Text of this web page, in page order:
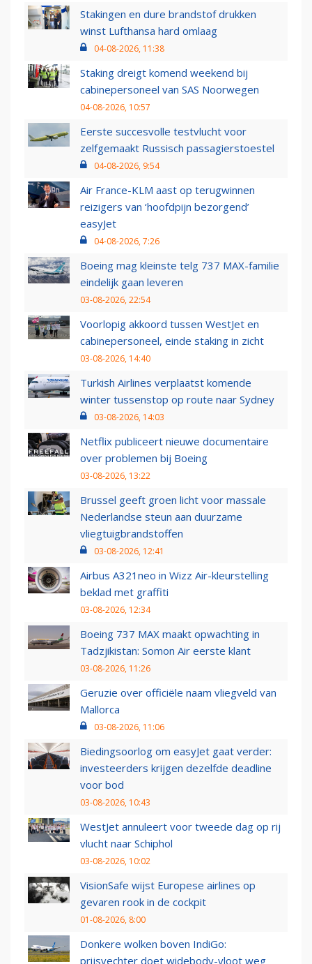
Stakingen en dure brandstof drukken
winst Lufthansa hard omlaag
04-08-2026, 11:38
Staking dreigt komend weekend bij
cabinepersoneel van SAS Noorwegen
04-08-2026, 10:57
Eerste succesvolle testvlucht voor
zelfgemaakt Russisch passagierstoestel
04-08-2026, 9:54
Air France-KLM aast op terugwinnen
reizigers van ‘hoofdpijn bezorgend’
easyJet
04-08-2026, 7:26
Boeing mag kleinste telg 737 MAX-familie
eindelijk gaan leveren
03-08-2026, 22:54
Voorlopig akkoord tussen WestJet en
cabinepersoneel, einde staking in zicht
03-08-2026, 14:40
Turkish Airlines verplaatst komende
winter tussenstop op route naar Sydney
03-08-2026, 14:03
Netflix publiceert nieuwe documentaire
over problemen bij Boeing
03-08-2026, 13:22
Brussel geeft groen licht voor massale
Nederlandse steun aan duurzame
vliegtuigbrandstoffen
03-08-2026, 12:41
Airbus A321neo in Wizz Air-kleurstelling
beklad met graffiti
03-08-2026, 12:34
Boeing 737 MAX maakt opwachting in
Tadzjikistan: Somon Air eerste klant
03-08-2026, 11:26
Geruzie over officiële naam vliegveld van
Mallorca
03-08-2026, 11:06
Biedingsoorlog om easyJet gaat verder:
investeerders krijgen dezelfde deadline
voor bod
03-08-2026, 10:43
WestJet annuleert voor tweede dag op rij
vlucht naar Schiphol
03-08-2026, 10:02
VisionSafe wijst Europese airlines op
gevaren rook in de cockpit
01-08-2026, 8:00
Donkere wolken boven IndiGo:
prijsvechter doet widebody-vloot weg